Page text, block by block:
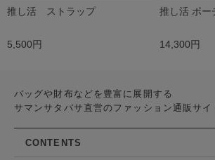
推し活 ストラップ
5,500円
推し活 ポー
14,300円
バッグや財布などを豊富に展開する
サマンサタバサ直営のファッション通販サイ
CONTENTS